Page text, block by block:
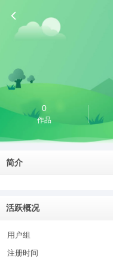
0
作品
简介
活跃概况
用户组
注册时间